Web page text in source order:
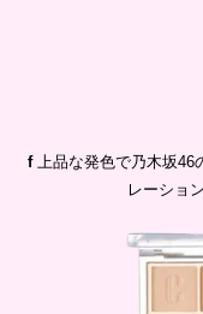
f上品な発色で乃木坂46
レーショ